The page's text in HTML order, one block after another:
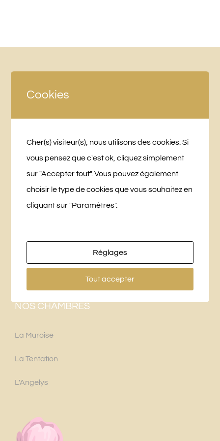
LA BRIDANIÈRE
10 Chemin des Planches
+33 (0)6 76 27 25 16
labridaniere@gmail.com
NOS CHAMBRES
La Muroise
La Tentation
L'Angelys
Cookies
Cher(s) visiteur(s), nous utilisons des cookies. Si
vous pensez que c'est ok, cliquez simplement
sur "Accepter tout". Vous pouvez également
choisir le type de cookies que vous souhaitez en
cliquant sur "Paramètres".
Réglages
Tout accepter